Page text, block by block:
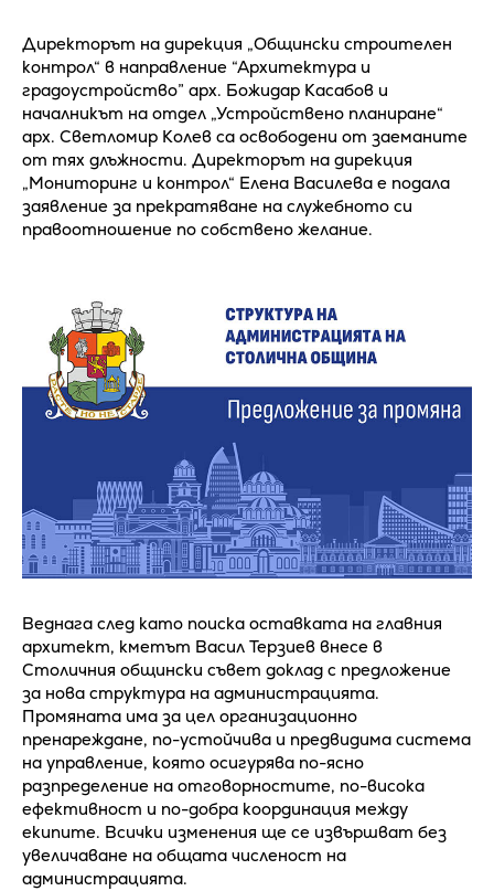
Директорът на дирекция „Общински строителен
контрол“ в направление “Архитектура и
градоустройство” арх. Божидар Касабов и
началникът на отдел „Устройствено планиране“
арх. Светломир Колев са освободени от заеманите
от тях длъжности. Директорът на дирекция
„Мониторинг и контрол“ Елена Василева е подала
заявление за прекратяване на служебното си
правоотношение по собствено желание.
Веднага след като поиска оставката на главния
архитект, кметът Васил Терзиев внесе в
Столичния общински съвет доклад с предложение
за нова структура на администрацията.
Промяната има за цел организационно
пренареждане, по-устойчива и предвидима система
на управление, която осигурява по-ясно
разпределение на отговорностите, по-висока
ефективност и по-добра координация между
екипите. Всички изменения ще се извършват без
увеличаване на общата численост на
администрацията.